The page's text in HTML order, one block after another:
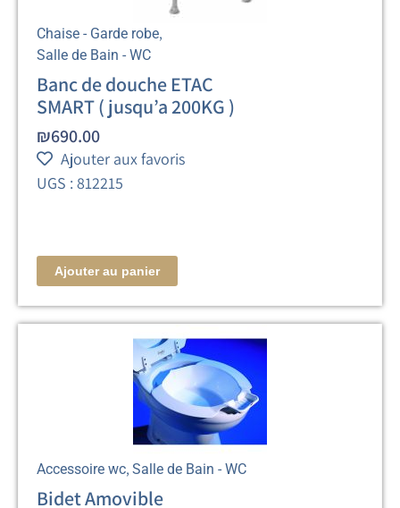
Chaise - Garde robe,
Salle de Bain - WC
Banc de douche ETAC
SMART ( jusqu’a 200KG )
₪690.00
Ajouter aux favoris
UGS : 812215
Ajouter au panier
Accessoire wc,Salle de Bain - WC
Bidet Amovible